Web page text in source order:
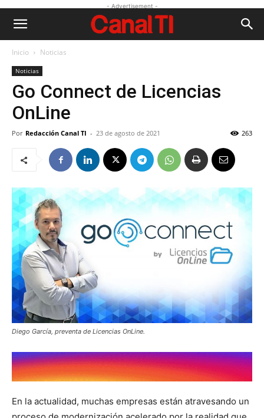
- Advertisement -
Inicio Noticias
Noticias
Go Connect de Licencias
OnLine
Por Redacción Canal TI - 23 de agosto de 2021 263
Diego García, preventa de Licencias OnLine.
En la actualidad, muchas empresas están atravesando un